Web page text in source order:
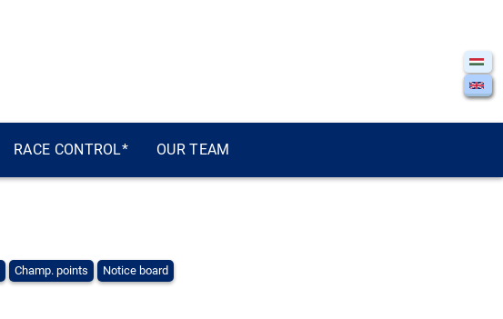
RACE CONTROL* OUR TEAM
Champ. points Notice board